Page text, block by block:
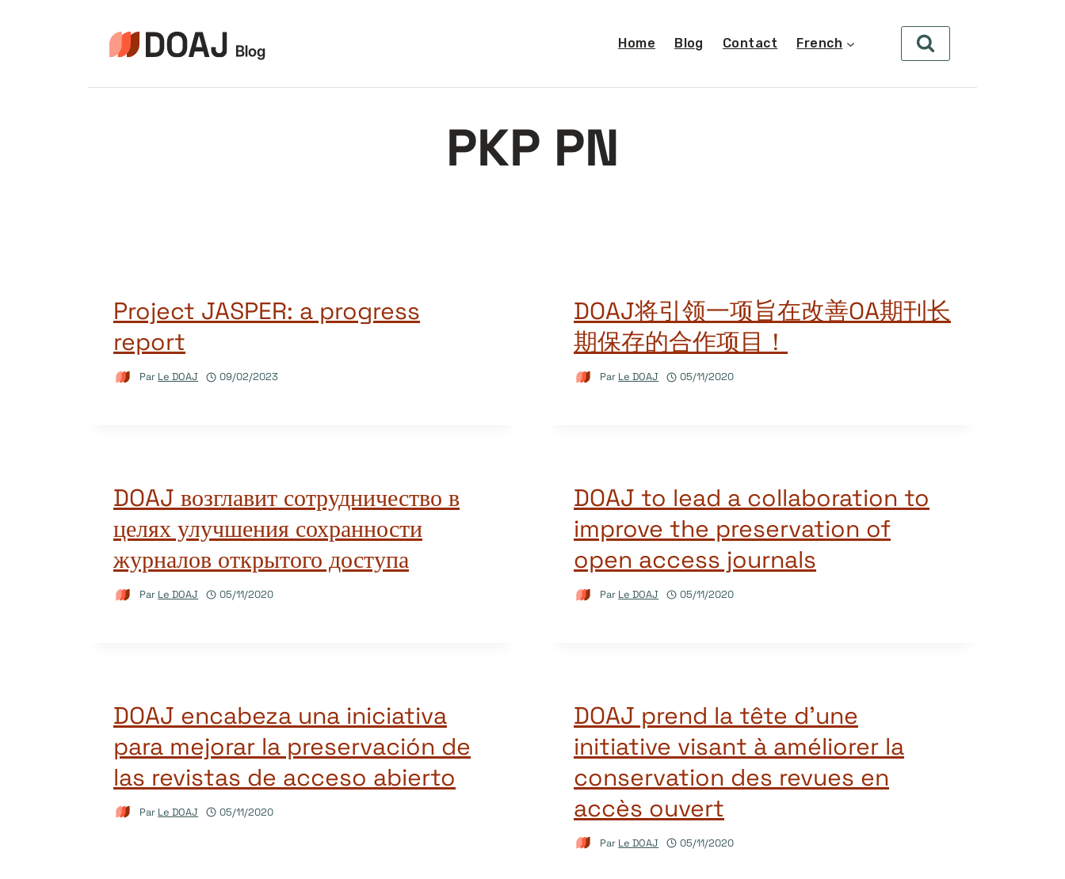
Home Blog Contact French
PKP PN
Project JASPER: a progress
report
Par Le DOAJ 09/02/2023
DOAJ将引领一项旨在改善OA期刊长
期保存的合作项目！
Par Le DOAJ 05/11/2020
DOAJ возглавит сотрудничество в
целях улучшения сохранности
журналов открытого доступа
Par Le DOAJ 05/11/2020
DOAJ to lead a collaboration to
improve the preservation of
open access journals
Par Le DOAJ 05/11/2020
DOAJ encabeza una iniciativa
para mejorar la preservación de
las revistas de acceso abierto
Par Le DOAJ 05/11/2020
DOAJ prend la tête d’une
initiative visant à améliorer la
conservation des revues en
accès ouvert
Par Le DOAJ 05/11/2020